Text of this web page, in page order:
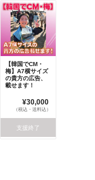
【韓国でCM・
梅】A7横サイズ
の貴方の広告、
載せます！
¥30,000
（税込・送料込）
支援終了